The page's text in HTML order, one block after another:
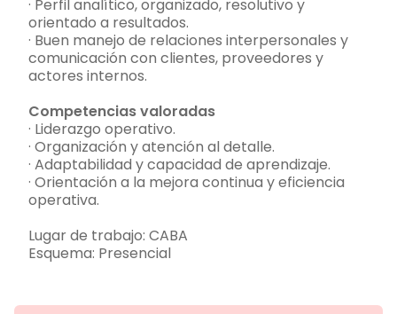
· Perfil analítico, organizado, resolutivo y
orientado a resultados.
· Buen manejo de relaciones interpersonales y
comunicación con clientes, proveedores y
actores internos.
Competencias valoradas
· Liderazgo operativo.
· Organización y atención al detalle.
· Adaptabilidad y capacidad de aprendizaje.
· Orientación a la mejora continua y eficiencia
operativa.
Lugar de trabajo: CABA
Esquema: Presencial